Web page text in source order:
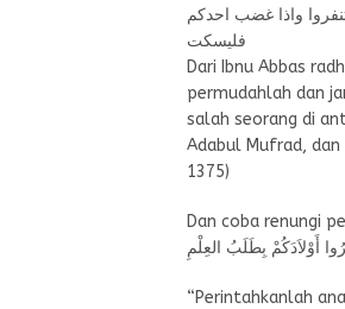
واذا غضب احدكم
فليسكت
Dari Ibnu Abbas
permudahlah dan
salah seorang di
Adabul Mufrad,
1375)
Dan coba renungi
أَوْلاَدَكُمْ بِطَلَبُ العِلْمِ
“Perintahkanlah